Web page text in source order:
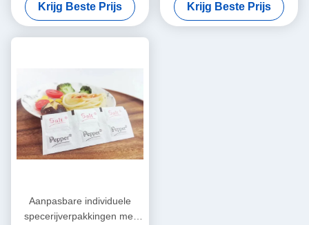
maanden / Meer
Krijg Beste Prijs
peper
Krijg Beste Prijs
Aanpasbare individuele
specerijverpakkingen met